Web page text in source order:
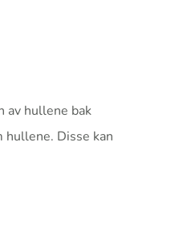
av hullene bak
Disse kan